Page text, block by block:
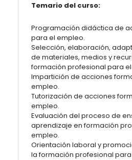
Temario del curso:
Programación didáctica de
para el empleo.
Selección, elaboración,
de materiales, medios y
formación profesional para
Impartición de acciones
empleo.
Tutorización de acciones
empleo.
Evaluación del proceso de
aprendizaje en formación
empleo.
Orientación laboral y
la formación profesional